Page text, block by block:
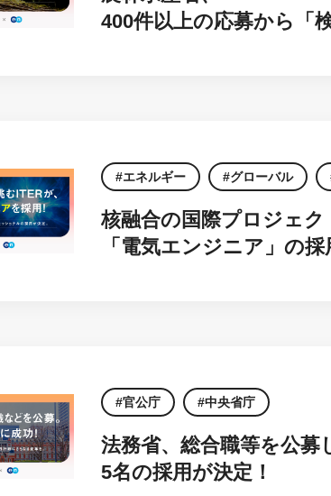
400件以上の応募から「
エネルギー グローバル
核融合の国際プロジェク
「電気エンジニア」の採
官公庁 中央省庁
法務省、総合職等を公募
5名の採用が決定！